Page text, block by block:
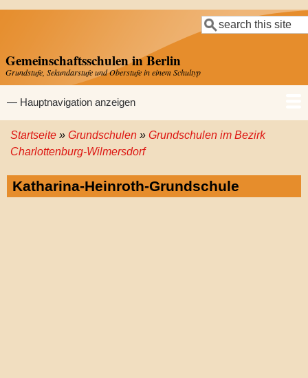
Suche
Gemeinschaftsschulen in Berlin
Grundstufe, Sekundarstufe und Oberstufe in einem Schultyp
Hauptnavigation
— Hauptnavigation anzeigen
Startseite
Gemeinschaftsschulen
Grundschulen
Sekundarschulen
Gymnasien
Pfadnavigation
Startseite Grundschulen
Grundschulen im Bezirk
Charlottenburg-Wilmersdorf
Katharina-Heinroth-Grundschule